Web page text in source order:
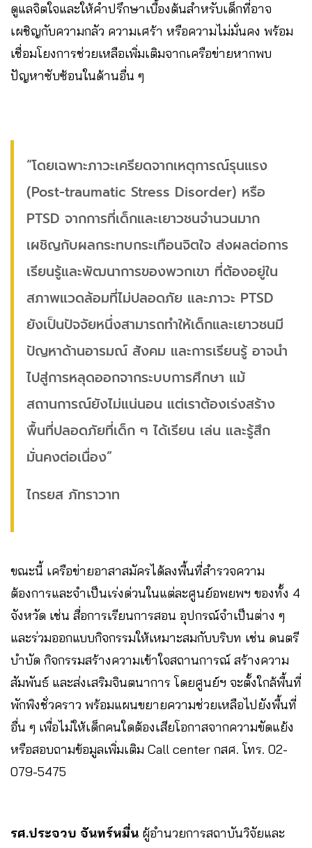
ดูแลจิตใจและให้คำปรึกษาเบื้องต้นสำหรับเด็กที่อาจ
เผชิญกับความกลัว ความเศร้า หรือความไม่มั่นคง พร้อม
เชื่อมโยงการช่วยเหลือเพิ่มเติมจากเครือข่ายหากพบ
ปัญหาซับซ้อนในด้านอื่น ๆ
“โดยเฉพาะภาวะเครียดจากเหตุการณ์รุนแรง
(Post-traumatic Stress Disorder) หรือ
PTSD จากการที่เด็กและเยาวชนจำนวนมาก
เผชิญกับผลกระทบกระเทือนจิตใจ ส่งผลต่อการ
เรียนรู้และพัฒนาการของพวกเขา ที่ต้องอยู่ใน
สภาพแวดล้อมที่ไม่ปลอดภัย และภาวะ PTSD
ยังเป็นปัจจัยหนึ่งสามารถทำให้เด็กและเยาวชนมี
ปัญหาด้านอารมณ์ สังคม และการเรียนรู้ อาจนำ
ไปสู่การหลุดออกจากระบบการศึกษา แม้
สถานการณ์ยังไม่แน่นอน แต่เราต้องเร่งสร้าง
พื้นที่ปลอดภัยที่เด็ก ๆ ได้เรียน เล่น และรู้สึก
มั่นคงต่อเนื่อง”
ไกรยส ภัทราวาท
ขณะนี้ เครือข่ายอาสาสมัครได้ลงพื้นที่สำรวจความ
ต้องการและจำเป็นเร่งด่วนในแต่ละศูนย์อพยพฯ ของทั้ง 4
จังหวัด เช่น สื่อการเรียนการสอน อุปกรณ์จำเป็นต่าง ๆ
และร่วมออกแบบกิจกรรมให้เหมาะสมกับบริบท เช่น ดนตรี
บำบัด กิจกรรมสร้างความเข้าใจสถานการณ์ สร้างความ
สัมพันธ์ และส่งเสริมจินตนาการ โดยศูนย์ฯ จะตั้งใกล้พื้นที่
พักพิงชั่วคราว พร้อมแผนขยายความช่วยเหลือไปยังพื้นที่
อื่น ๆ เพื่อไม่ให้เด็กคนใดต้องเสียโอกาสจากความขัดแย้ง
หรือสอบถามข้อมูลเพิ่มเติม Call center กสศ. โทร. 02-
079-5475
รศ.ประจวบ จันทร์หมื่น ผู้อำนวยการสถาบันวิจัยและ